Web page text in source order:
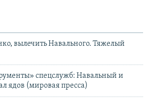
вылечить Навального. Тяжелый
спецслужб: Навальный и
ядов (мировая пресса)